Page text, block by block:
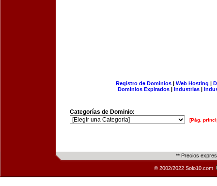
Registro de Dominios| Web Hosting |
Dominios Expirados | Industrias |
Categorías de Dominio:
[Pág.
** Precios
© 2002/2022 Solo10.com